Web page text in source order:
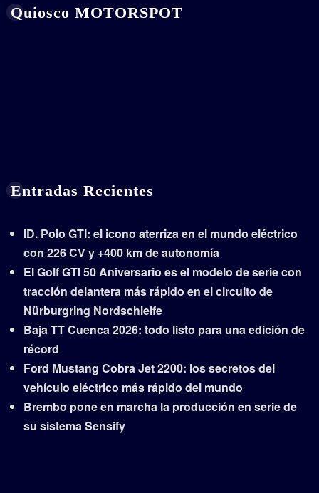
Quiosco MOTORSPOT
Entradas Recientes
ID. Polo GTI: el icono aterriza en el mundo eléctrico
con 226 CV y +400 km de autonomía
El Golf GTI 50 Aniversario es el modelo de serie con
tracción delantera más rápido en el circuito de
Nürburgring Nordschleife
Baja TT Cuenca 2026: todo listo para una edición de
récord
Ford Mustang Cobra Jet 2200: los secretos del
vehículo eléctrico más rápido del mundo
Brembo pone en marcha la producción en serie de
su sistema Sensify